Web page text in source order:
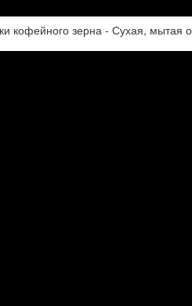
кофейного зерна - Сухая, мытая